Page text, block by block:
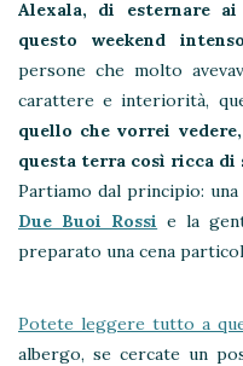
Alexala, di esternare
questo weekend
persone che molto
carattere e interiorità,
quello che vorrei
questa terra così ricca di
Partiamo dal principio: una
Due Buoi Rossi e la
preparato una cena
Potete leggere tutto a
albergo, se cercate un